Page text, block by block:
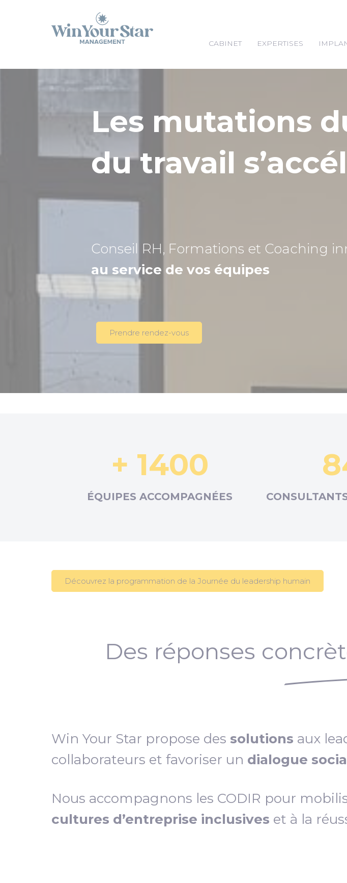
CABINET EXPERTISES
Les mutations
du travail
Conseil RH, Formations et Coaching
au service de vos équipes
Prendre rendez-vous
+ 1400
ÉQUIPES ACCOMPAGNÉES
Découvrez la programmation de la Journée du leadership humain
Des réponses
Win Your Star propose des solutions aux
collaborateurs et favoriser un dialogue
Nous accompagnons les CODIR pour
cultures d’entreprise inclusives et à la